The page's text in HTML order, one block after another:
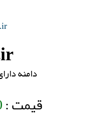
دامنه
قیمت :